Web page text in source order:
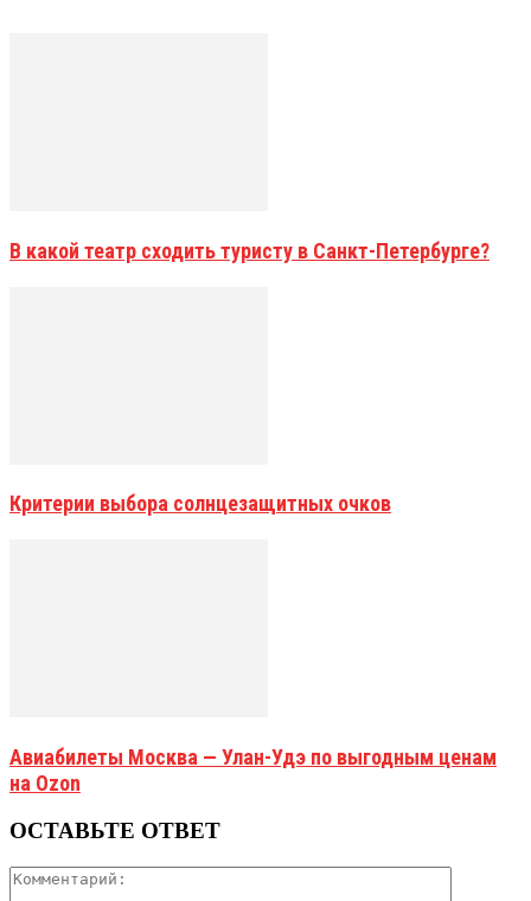
В какой театр сходить туристу в Санкт-Петербурге?
Критерии выбора солнцезащитных очков
Авиабилеты Москва — Улан-Удэ по выгодным ценам
на Ozon
ОСТАВЬТЕ ОТВЕТ